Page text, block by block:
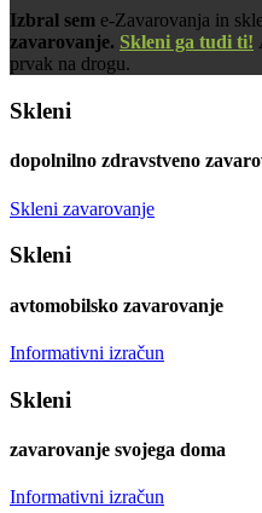
Izbral sem e-Zavarovanja in
zavarovanje. Skleni ga tudi ti!
prvak na drogu.
Skleni
dopolnilno zdravstveno
Skleni zavarovanje
Skleni
avtomobilsko zavarovanje
Informativni izračun
Skleni
zavarovanje svojega doma
Informativni izračun